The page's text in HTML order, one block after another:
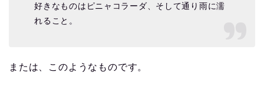
好きなものはピニャコラーダ、そして通り雨に濡
れること。
または、このようなものです。